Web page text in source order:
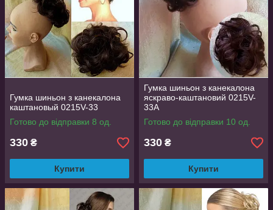
Гумки - шиньйони з штучного волосся
самий популярний і недорогий спосіб прикрасити свій образ
Гумка шиньон з канекалона
каштановый 0215V-33
Готово до відправки 8 од.
330 ₴
Купити
Гумка шиньон з канекалона
яскраво-каштановий 0215V-
33A
Готово до відправки 10 од.
330 ₴
Купити